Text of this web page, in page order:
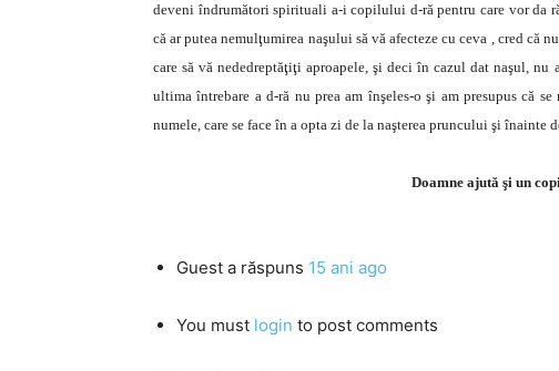
deveni îndrumători spirituali a-i copilului d-ră pentru care vor da
că ar putea nemulţumirea naşului să vă afecteze cu ceva , cred
care să vă nededreptăţiţi aproapele, şi deci în cazul dat naşul,
ultima întrebare a d-ră nu prea am înşeles-o şi am presupus că
numele, care se face în a opta zi de la naşterea pruncului şi înainte
Doamne ajută şi un
Guest a răspuns 15 ani ago
You must login to post comments